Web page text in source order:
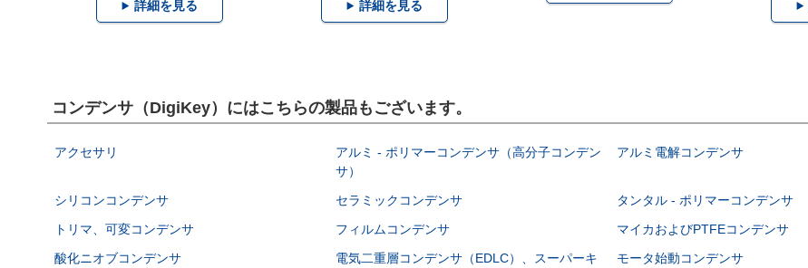
詳細を見る 詳細を見る
コンデンサ（DigiKey）にはこちらの製品もございます。
アクセサリ
アルミ - ポリマーコンデンサ（高分子コンデン
サ）
アルミ電解コンデンサ
シリコンコンデンサ セラミックコンデンサ タンタル - ポリマーコンデンサ
トリマ、可変コンデンサ
フィルムコンデンサ マイカおよびPTFEコンデンサ
酸化ニオブコンデンサ
電気二重層コンデンサ（EDLC）、スーパーキ
モータ始動コンデンサ